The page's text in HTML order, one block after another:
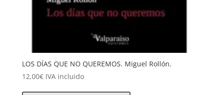
LOS DÍAS QUE NO QUEREMOS. Miguel Rollón.
12,00€ IVA incluido